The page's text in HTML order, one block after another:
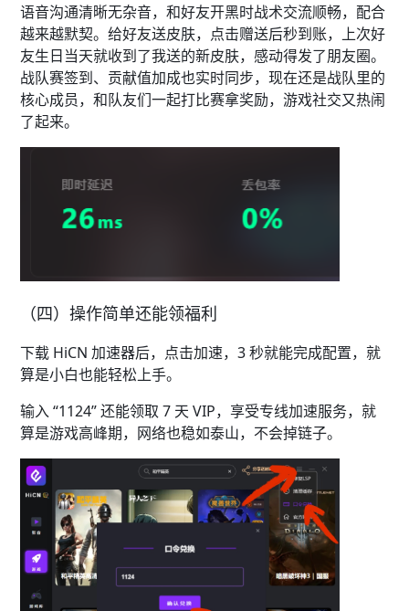
语音沟通清晰无杂音，和好友开黑时战术交流顺畅，配合
越来越默契。给好友送皮肤，点击赠送后秒到账，上次好
友生日当天就收到了我送的新皮肤，感动得发了朋友圈。
战队赛签到、贡献值加成也实时同步，现在还是战队里的
核心成员，和队友们一起打比赛拿奖励，游戏社交又热闹
了起来。​
（四）操作简单还能领福利​
下载 HiCN 加速器后，点击加速，3 秒就能完成配置，就
算是小白也能轻松上手。
输入 “1124” 还能领取 7 天 VIP，享受专线加速服务，就
算是游戏高峰期，网络也稳如泰山，不会掉链子。